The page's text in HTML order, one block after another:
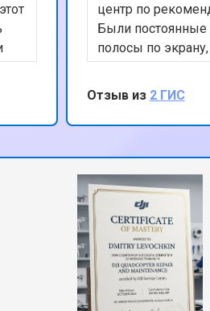
центр по
Были постоянные
полосы по
управлять
диагностикой
неделю,
результат
Отзыв из 2 ГИС